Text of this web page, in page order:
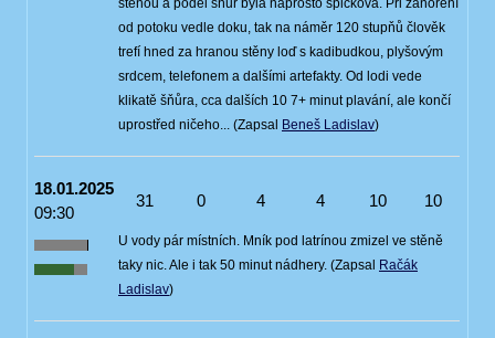
stěnou a podél šňůr byla naprosto špičková. Při zanoření
od potoku vedle doku, tak na náměr 120 stupňů člověk
trefí hned za hranou stěny loď s kadibudkou, plyšovým
srdcem, telefonem a dalšími artefakty. Od lodi vede
klikatě šňůra, cca dalších 10 7+ minut plavání, ale končí
uprostřed ničeho... (Zapsal Beneš Ladislav)
18.01.2025
09:30
31 0 4 4 10 10
U vody pár místních. Mník pod latrínou zmizel ve stěně
taky nic. Ale i tak 50 minut nádhery. (Zapsal Račák
Ladislav)